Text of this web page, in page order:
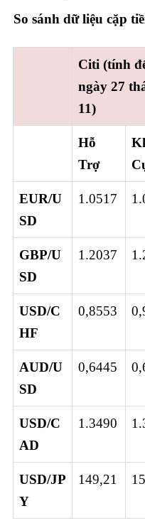
So sánh dữ liệu cặp
Citi (tính
ngày 27
11)
Hỗ
Trợ
EUR/U
SD
1.0517
GBP/U
SD
1.2037
USD/C
HF
0,8553
AUD/U
SD
0,6445
USD/C
AD
1.3490
USD/JP
Y
149,21